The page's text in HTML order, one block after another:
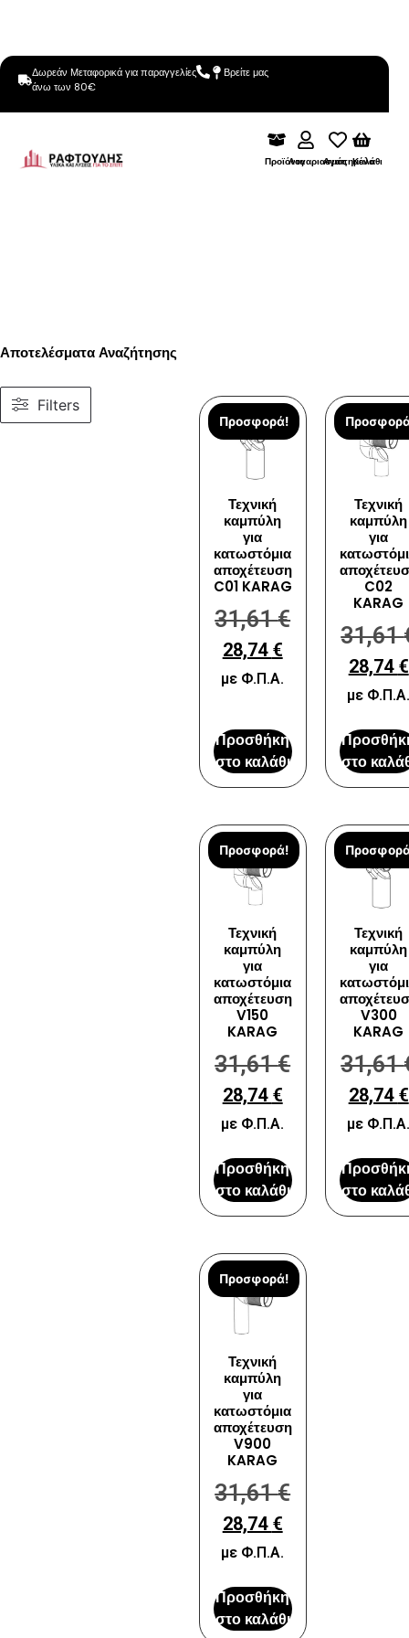
Δωρεάν Μεταφορικά για παραγγελίες
άνω των 80€
Βρείτε μας
ΠροϊόνταΛογαριασμόςΑγαπημένα
Καλάθι
Αποτελέσματα Αναζήτησης
Filters
Προσφορά!
Τεχνική
καμπύλη
για
κατωστόμια
αποχέτευση
C01 KARAG
31,61€
28,74 €
με Φ.Π.Α.
Προσθήκη
στο καλάθι
Τεχνική
καμπύλη
για
C02
KARAG
31,61
28,74 €
με
στο
Προσφορά!
Τεχνική
καμπύλη
για
κατωστόμια
αποχέτευση
V150
KARAG
31,61€
28,74 €
με Φ.Π.Α.
Προσθήκη
στο καλάθι
Τεχνική
καμπύλη
για
V300
KARAG
31,61
28,74 €
με
στο
Προσφορά!
Τεχνική
καμπύλη
για
κατωστόμια
αποχέτευση
V900
KARAG
31,61€
28,74 €
με Φ.Π.Α.
Προσθήκη
στο καλάθι